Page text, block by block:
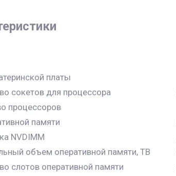
платы
сокетов для процессора
процессоров
памяти
NVDIMM
объем оперативной памяти, TB
слотов оперативной памяти